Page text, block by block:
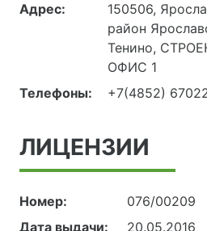
Адрес:
150506,
район
Тенино,
ОФИС 1
Телефоны:
+7(4852)
ЛИЦЕНЗИИ
Номер:
076/00209
Дата выдачи:
20.05.2016